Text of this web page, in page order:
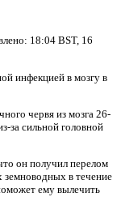
18:04 BST, 16
инфекцией в мозгу в
червя из мозга 26-
за сильной головной
он получил перелом
земноводных в течение
ему вылечить